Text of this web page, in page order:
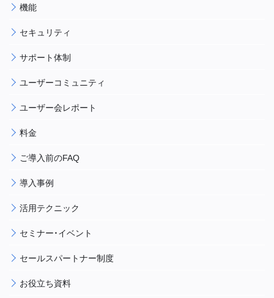
機能
セキュリティ
サポート体制
ユーザーコミュニティ
ユーザー会レポート
料金
ご導入前のFAQ
導入事例
活用テクニック
セミナー・イベント
セールスパートナー制度
お役立ち資料